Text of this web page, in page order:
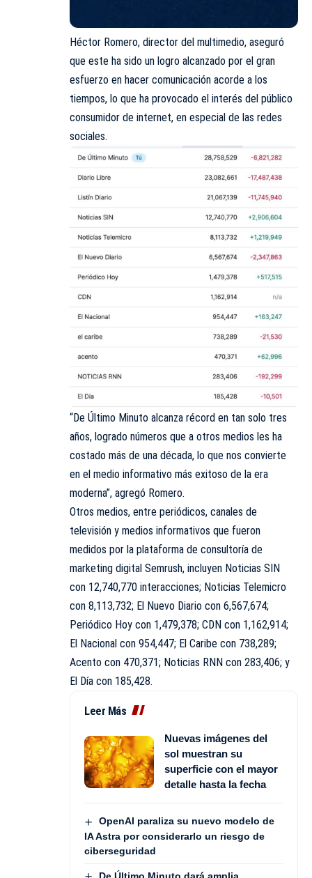
Héctor Romero, director del multimedio, aseguró
que este ha sido un logro alcanzado por el gran
esfuerzo en hacer comunicación acorde a los
tiempos, lo que ha provocado el interés del público
consumidor de internet, en especial de las redes
sociales.
“De Último Minuto alcanza récord en tan solo tres
años, logrado números que a otros medios les ha
costado más de una década, lo que nos convierte
en el medio informativo más exitoso de la era
moderna”, agregó Romero.
Otros medios, entre periódicos, canales de
televisión y medios informativos que fueron
medidos por la plataforma de consultoría de
marketing digital Semrush, incluyen Noticias SIN
con 12,740,770 interacciones; Noticias Telemicro
con 8,113,732; El Nuevo Diario con 6,567,674;
Periódico Hoy con 1,479,378; CDN con 1,162,914;
El Nacional con 954,447; El Caribe con 738,289;
Acento con 470,371; Noticias RNN con 283,406; y
El Día con 185,428.
Leer Más
Nuevas imágenes del
sol muestran su
superficie con el mayor
detalle hasta la fecha
OpenAI paraliza su nuevo modelo de
IA Astra por considerarlo un riesgo de
ciberseguridad
De Último Minuto dará amplia